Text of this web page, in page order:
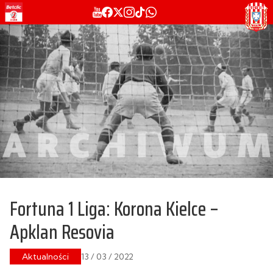
Fortuna 1 Liga: Korona Kielce –
Apklan Resovia
Aktualności 13 / 03 / 2022